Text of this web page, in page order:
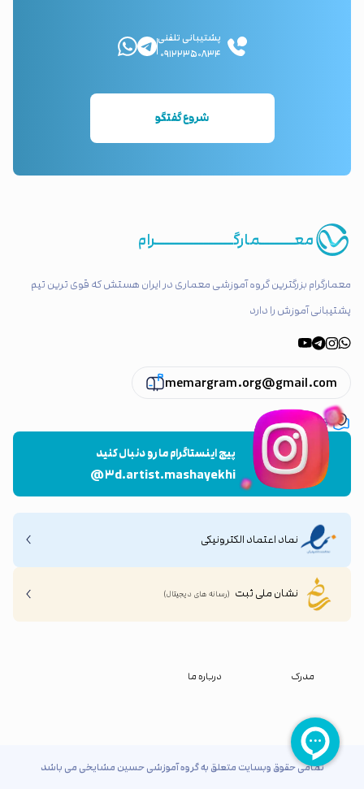
پشتیبانی تلفنی
۰۹۱۲۲۳۵۰۸۳۴
شروع گفتگو
معـــــــمارگــــــــــــــــرام
معمارگرام بزرگترین گروه آموزشی معماری در ایران هستش که قوی ترین تیم
پشتیبانی آموزش را دارد
memargram.org@gmail.com
تهران ، پاسداران
پیج اینستاگرام ما رو دنبال کنید
@۳d.artist.mashayekhi
نماد اعتماد الکترونیکی
نشان ملی ثبت (رسانه های دیجیتال)
مدرک درباره ما
تمامی حقوق وبسایت متعلق به گروه آموزشی حسین مشایخی می باشد